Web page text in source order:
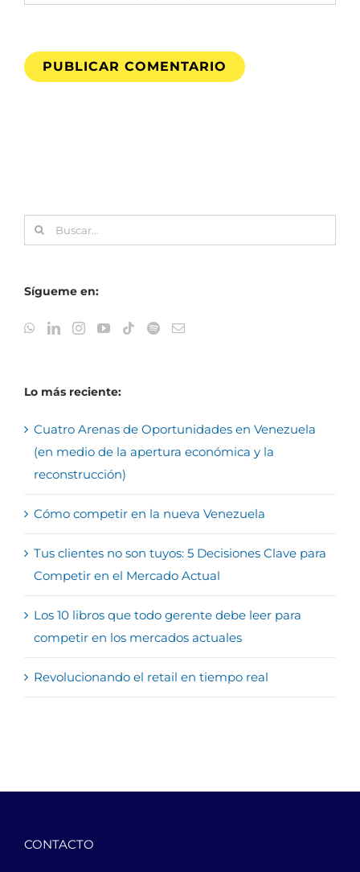
Buscar:
Sígueme en:
Lo más reciente:
Cuatro Arenas de Oportunidades en Venezuela
(en medio de la apertura económica y la
reconstrucción)
Cómo competir en la nueva Venezuela
Tus clientes no son tuyos: 5 Decisiones Clave para
Competir en el Mercado Actual
Los 10 libros que todo gerente debe leer para
competir en los mercados actuales
Revolucionando el retail en tiempo real
CONTACTO